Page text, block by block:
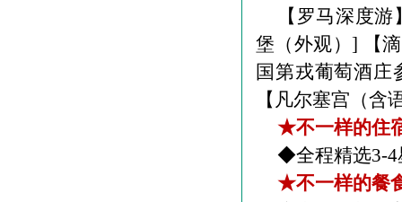
【罗马深度
堡（外观）]
【
国第戎葡萄酒庄
【凡尔塞宫（含
★不一样的住
◆全程精选3-4
★不一样的餐